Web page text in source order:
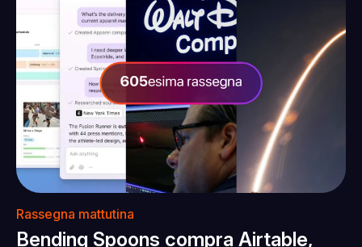
Rassegna mattutina
Bending Spoons compra Airtable,